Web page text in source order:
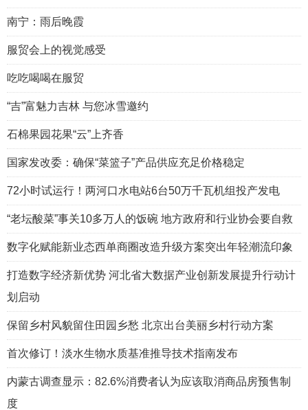
南宁：雨后晚霞
服贸会上的视觉感受
吃吃喝喝在服贸
“吉”富魅力吉林 与您冰雪邀约
石棉果园花果“云”上齐香
国家发改委：确保“菜篮子”产品供应充足价格稳定
72小时试运行！两河口水电站6台50万千瓦机组投产发电
“老坛酸菜”事关10多万人的饭碗 地方政府和行业协会要自救
数字化赋能新业态西单商圈改造升级方案突出年轻潮流印象
打造数字经济新优势 河北省大数据产业创新发展提升行动计
划启动
保留乡村风貌留住田园乡愁 北京出台美丽乡村行动方案
首次修订！淡水生物水质基准推导技术指南发布
内蒙古调查显示：82.6%消费者认为应该取消商品房预售制
度